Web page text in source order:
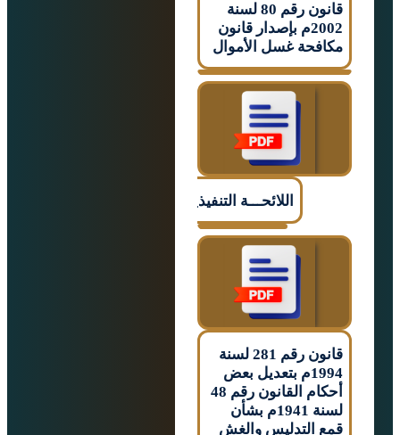
قانون رقم 80 لسنة
2002م بإصدار قانون
غسل الأموال
اللائحـــة التنفيذيـــــة
قانون رقم 281 لسنة
1994م بتعديل بعض
أحكام القانون رقم 48
لسنة 1941م بشأن
والغش